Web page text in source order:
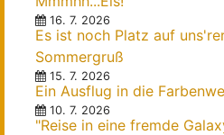
Downloads
Kalender
16. 7. 2026
Es ist noch Platz auf
Sommergruß
15. 7. 2026
Ein Ausflug in die
10. 7. 2026
"Reise in eine fremde